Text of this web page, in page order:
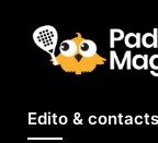
Edito & contacts